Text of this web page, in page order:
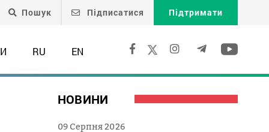
Пошук Підписатися Підтримати
RU EN
НОВИНИ
09 Серпня 2026